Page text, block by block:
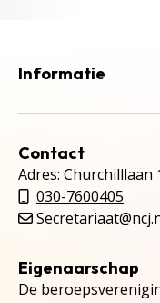
Informatie
Contact
Adres:
030-7600405
Eigenaarschap
De